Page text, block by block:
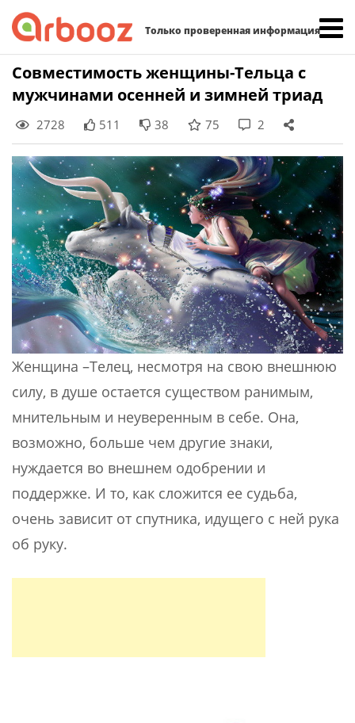
Только проверенная информация
Skip
content
Совместимость женщины-Тельца с
мужчинами осенней и зимней триад
2728 511 38 75 2
Женщина –Телец, несмотря на свою внешнюю
силу, в душе остается существом ранимым,
мнительным и неуверенным в себе. Она,
возможно, больше чем другие знаки,
нуждается во внешнем одобрении и
поддержке. И то, как сложится ее судьба,
очень зависит от спутника, идущего с ней рука
об руку.
Найти: